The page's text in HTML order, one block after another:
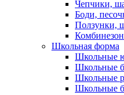
Чепчики,
Боди,
Ползунки,
Школьная форма
Школьные
Школьные
Школьные
Школьные